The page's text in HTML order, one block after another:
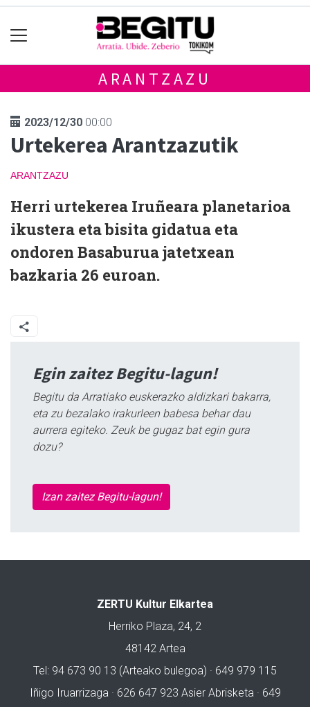
ARANTZAZU
2023/12/30 00:00
Urtekerea Arantzazutik
ARANTZAZU
Herri urtekerea Iruñeara planetarioa
ikustera eta bisita gidatua eta
ondoren Basaburua jatetxean
bazkaria 26 euroan.
Egin zaitez Begitu-lagun!
Begitu da Arratiako euskerazko aldizkari bakarra,
eta zu bezalako irakurleen babesa behar dau
aurrera egiteko. Zeuk be gugaz bat egin gura
dozu?
Izan zaitez Begitu-lagun!
ZERTU Kultur Elkartea
Herriko Plaza, 24, 2
48142 Artea
Tel: 94 673 90 13 (Arteako bulegoa) · 649 979 115
Iñigo Iruarrizaga · 626 647 923 Asier Abrisketa · 649